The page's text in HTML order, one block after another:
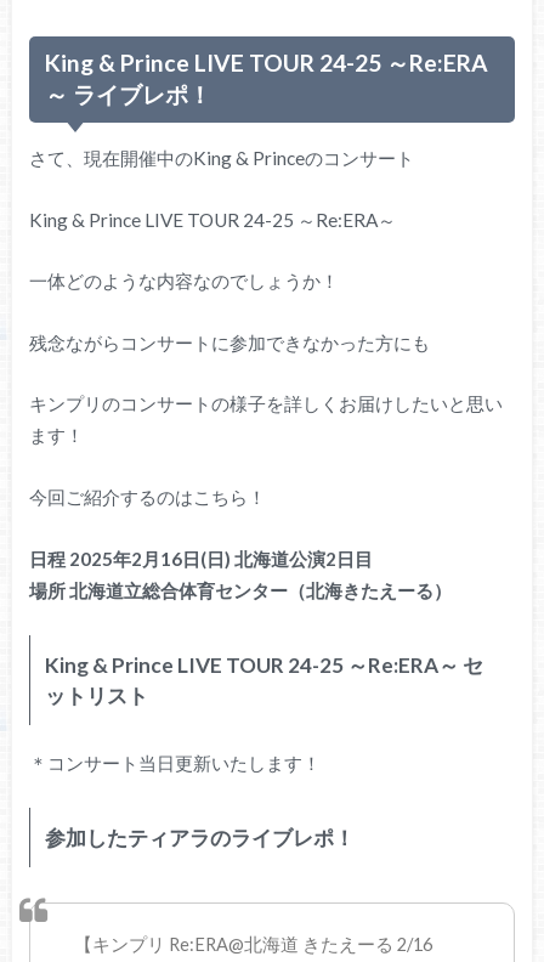
King & Prince LIVE TOUR 24-25 ～Re:ERA
～ ライブレポ！
さて、現在開催中のKing & Princeのコンサート
King & Prince LIVE TOUR 24-25 ～Re:ERA～
一体どのような内容なのでしょうか！
残念ながらコンサートに参加できなかった方にも
キンプリのコンサートの様子を詳しくお届けしたいと思い
ます！
今回ご紹介するのはこちら！
日程 2025年2月16日(日) 北海道公演2日目
場所北海道立総合体育センター（北海きたえーる）
King & Prince LIVE TOUR 24-25 ～Re:ERA～ セ
ットリスト
＊コンサート当日更新いたします！
参加したティアラのライブレポ！
【キンプリ Re:ERA@北海道 きたえーる 2/16